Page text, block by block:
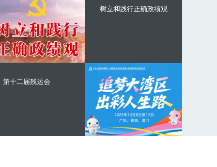
树立和践行正确政绩观
第十二届残运会